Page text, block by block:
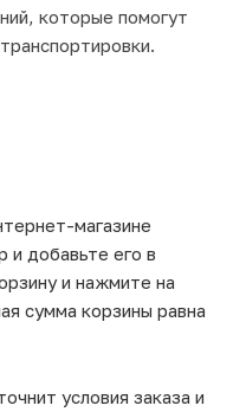
которые помогут
магазине
и добавьте его в
и нажмите на
сумма корзины равна
условия заказа и